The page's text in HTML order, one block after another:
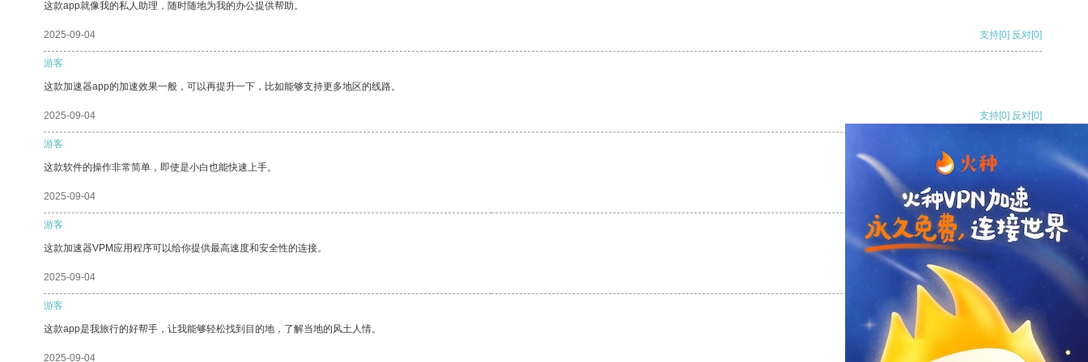
这款app就像我的私人助理，随时随地为我的办公提供帮助。
2025-09-04 支持[0] 反对[0]
游客
这款加速器app的加速效果一般，可以再提升一下，比如能够支持更多地区的线路。
2025-09-04 支持[0] 反对[0]
游客
这款软件的操作非常简单，即使是小白也能快速上手。
2025-09-04 支持[0] 反对
游客
这款加速器VPM应用程序可以给你提供最高速度和安全性的连接。
2025-09-04 支持
游客
这款app是我旅行的好帮手，让我能够轻松找到目的地，了解当地的风土人情。
2025-09-04 反对 [0]